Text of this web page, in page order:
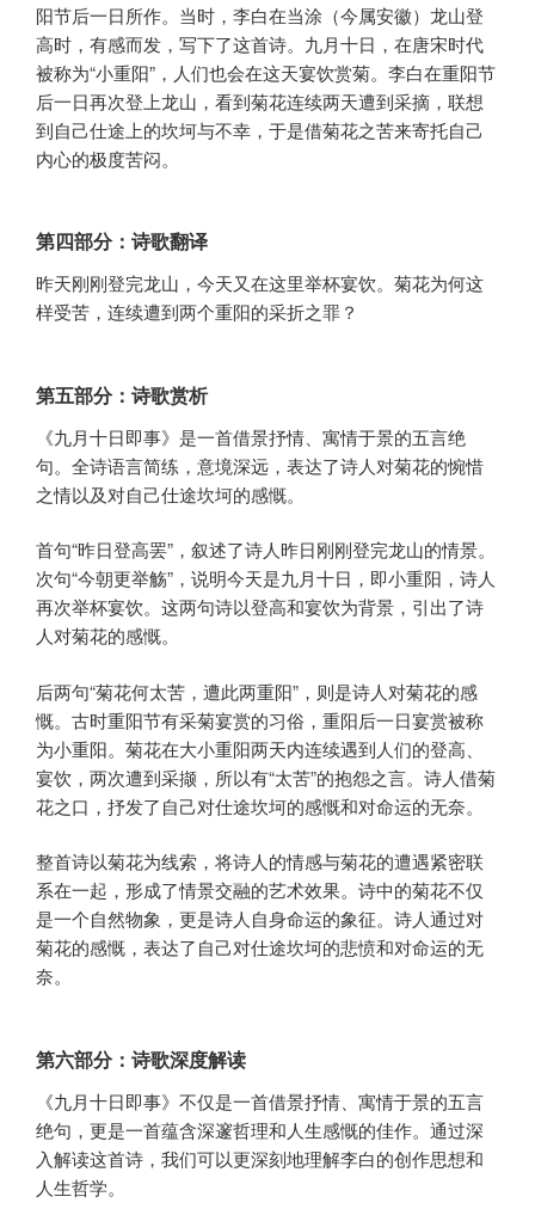
阳节后一日所作。当时，李白在当涂（今属安徽）龙山登
高时，有感而发，写下了这首诗。九月十日，在唐宋时代
被称为“小重阳”，人们也会在这天宴饮赏菊。李白在重阳节
后一日再次登上龙山，看到菊花连续两天遭到采摘，联想
到自己仕途上的坎坷与不幸，于是借菊花之苦来寄托自己
内心的极度苦闷。
第四部分：诗歌翻译
昨天刚刚登完龙山，今天又在这里举杯宴饮。菊花为何这
样受苦，连续遭到两个重阳的采折之罪？
第五部分：诗歌赏析
《九月十日即事》是一首借景抒情、寓情于景的五言绝
句。全诗语言简练，意境深远，表达了诗人对菊花的惋惜
之情以及对自己仕途坎坷的感慨。
首句“昨日登高罢”，叙述了诗人昨日刚刚登完龙山的情景。
次句“今朝更举觞”，说明今天是九月十日，即小重阳，诗人
再次举杯宴饮。这两句诗以登高和宴饮为背景，引出了诗
人对菊花的感慨。
后两句“菊花何太苦，遭此两重阳”，则是诗人对菊花的感
慨。古时重阳节有采菊宴赏的习俗，重阳后一日宴赏被称
为小重阳。菊花在大小重阳两天内连续遇到人们的登高、
宴饮，两次遭到采撷，所以有“太苦”的抱怨之言。诗人借菊
花之口，抒发了自己对仕途坎坷的感慨和对命运的无奈。
整首诗以菊花为线索，将诗人的情感与菊花的遭遇紧密联
系在一起，形成了情景交融的艺术效果。诗中的菊花不仅
是一个自然物象，更是诗人自身命运的象征。诗人通过对
菊花的感慨，表达了自己对仕途坎坷的悲愤和对命运的无
奈。
第六部分：诗歌深度解读
《九月十日即事》不仅是一首借景抒情、寓情于景的五言
绝句，更是一首蕴含深邃哲理和人生感慨的佳作。通过深
入解读这首诗，我们可以更深刻地理解李白的创作思想和
人生哲学。